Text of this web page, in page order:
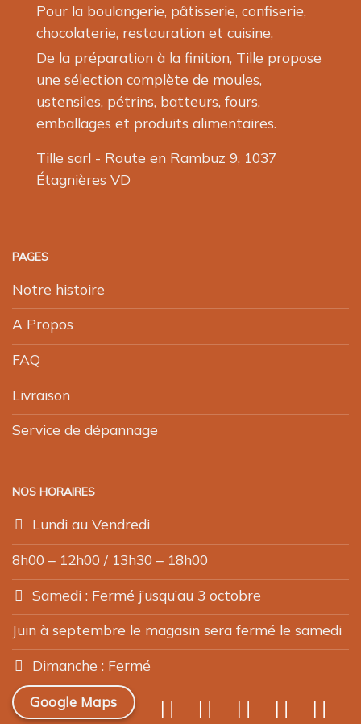
Pour la boulangerie, pâtisserie, confiserie,
chocolaterie, restauration et cuisine,
De la préparation à la finition, Tille propose
une sélection complète de moules,
ustensiles, pétrins, batteurs, fours,
emballages et produits alimentaires.
Tille sarl - Route en Rambuz 9, 1037
Étagnières VD
PAGES
Notre histoire
A Propos
FAQ
Livraison
Service de dépannage
NOS HORAIRES
Lundi au Vendredi
8h00 – 12h00 / 13h30 – 18h00
Samedi : Fermé j’usqu’au 3 octobre
Juin à septembre le magasin sera fermé le samedi
Dimanche : Fermé
Google Maps